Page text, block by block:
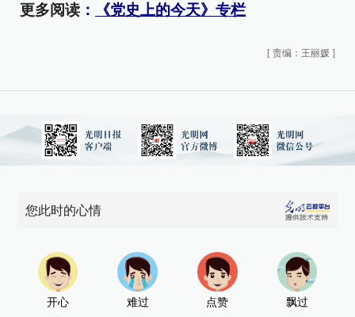
更多阅读 ： 《党史上的今天》专栏
[ 责编：王丽媛 ]
您此时的心情
开心 难过 点赞 飘过